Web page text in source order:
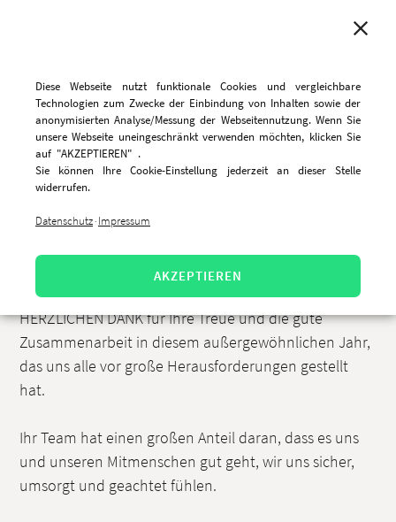
Diese Webseite nutzt funktionale Cookies und vergleichbare
Technologien zum Zwecke der Einbindung von Inhalten sowie der
anonymisierten Analyse/Messung der Webseitennutzung. Wenn Sie
unsere Webseite uneingeschränkt verwenden möchten, klicken Sie
auf "AKZEPTIEREN" .
Sie können Ihre Cookie-Einstellung jederzeit an dieser Stelle
widerrufen.
Datenschutz· Impressum
AKZEPTIEREN
Wir wünschen FROHE
WEIHNACHT!
Bevor wir uns jedoch in die "Weihnachtsferien"
verabschieden, möchten wir einmal DANKE sagen!
HERZLICHEN DANK für Ihre Treue und die gute
Zusammenarbeit in diesem außergewöhnlichen Jahr,
das uns alle vor große Herausforderungen gestellt
hat.
Ihr Team hat einen großen Anteil daran, dass es uns
und unseren Mitmenschen gut geht, wir uns sicher,
umsorgt und geachtet fühlen.